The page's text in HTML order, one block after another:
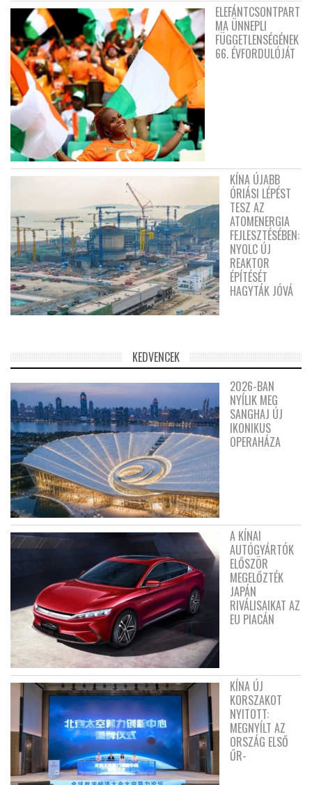
ELEFÁNTCSONTPART
MA ÜNNEPLI
FÜGGETLENSÉGÉNEK
66. ÉVFORDULÓJÁT
KÍNA ÚJABB
ÓRIÁSI LÉPÉST
TESZ AZ
ATOMENERGIA
FEJLESZTÉSÉBEN:
NYOLC ÚJ
REAKTOR
ÉPÍTÉSÉT
HAGYTÁK JÓVÁ
KEDVENCEK
2026-BAN
NYÍLIK MEG
SANGHAJ ÚJ
IKONIKUS
OPERAHÁZA
A KÍNAI
AUTÓGYÁRTÓK
ELŐSZÖR
MEGELŐZTÉK
JAPÁN
RIVÁLISAIKAT AZ
EU PIACÁN
KÍNA ÚJ
KORSZAKOT
NYITOTT:
MEGNYÍLT AZ
ORSZÁG ELSŐ
ŰR-